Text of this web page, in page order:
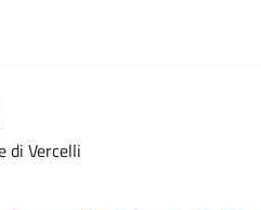
di Vercelli